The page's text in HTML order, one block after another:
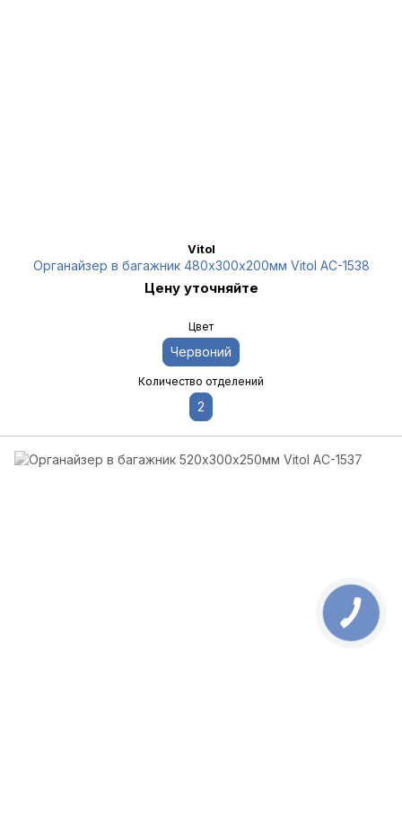
Vitol
Органайзер в багажник 480х300х200мм Vitol AC-1538
Цену уточняйте
Цвет
Червоний
Количество отделений
2